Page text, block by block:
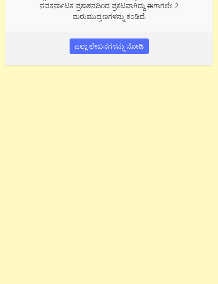
ನವಕರ್ನಾಟಕ ಪ್ರಕಾಶನದಿಂದ ಪ್ರಕಟವಾಗಿದ್ದು ಈಗಾಗಲೇ 2
ಮರುಮುದ್ರಣಗಳನ್ನು ಕಂಡಿದೆ.
ಎಲ್ಲಾ ಲೇಖನಗಳನ್ನು ನೋಡಿ